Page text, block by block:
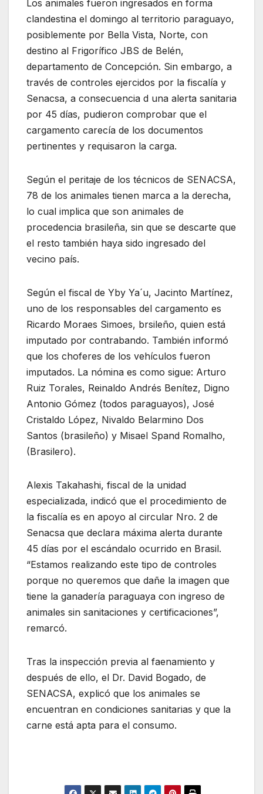
Los animales fueron ingresados en forma
clandestina el domingo al territorio paraguayo,
posiblemente por Bella Vista, Norte, con
destino al Frigorífico JBS de Belén,
departamento de Concepción. Sin embargo, a
través de controles ejercidos por la fiscalía y
Senacsa, a consecuencia d una alerta sanitaria
por 45 días, pudieron comprobar que el
cargamento carecía de los documentos
pertinentes y requisaron la carga.
Según el peritaje de los técnicos de SENACSA,
78 de los animales tienen marca a la derecha,
lo cual implica que son animales de
procedencia brasileña, sin que se descarte que
el resto también haya sido ingresado del
vecino país.
Según el fiscal de Yby Ya´u, Jacinto Martínez,
uno de los responsables del cargamento es
Ricardo Moraes Simoes, brsileño, quien está
imputado por contrabando. También informó
que los choferes de los vehículos fueron
imputados. La nómina es como sigue: Arturo
Ruiz Torales, Reinaldo Andrés Benítez, Digno
Antonio Gómez (todos paraguayos), José
Cristaldo López, Nivaldo Belarmino Dos
Santos (brasileño) y Misael Spand Romalho,
(Brasilero).
Alexis Takahashi, fiscal de la unidad
especializada, indicó que el procedimiento de
la fiscalía es en apoyo al circular Nro. 2 de
Senacsa que declara máxima alerta durante
45 días por el escándalo ocurrido en Brasil.
“Estamos realizando este tipo de controles
porque no queremos que dañe la imagen que
tiene la ganadería paraguaya con ingreso de
animales sin sanitaciones y certificaciones”,
remarcó.
Tras la inspección previa al faenamiento y
después de ello, el Dr. David Bogado, de
SENACSA, explicó que los animales se
encuentran en condiciones sanitarias y que la
carne está apta para el consumo.